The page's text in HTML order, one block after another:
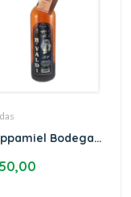
Bodega